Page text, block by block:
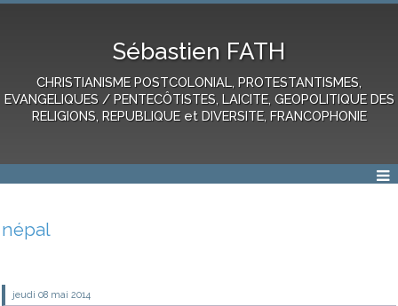
Sébastien FATH
CHRISTIANISME POSTCOLONIAL, PROTESTANTISMES,
EVANGELIQUES / PENTECÔTISTES, LAICITE, GEOPOLITIQUE DES
RELIGIONS, REPUBLIQUE et DIVERSITE, FRANCOPHONIE
népal
jeudi 08 mai 2014